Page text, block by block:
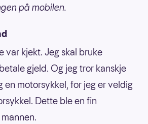
på mobilen.
var kjekt. Jeg skal bruke
gjeld. Og jeg tror kanskje
en motorsykkel, for jeg er veldig
Dette ble en fin